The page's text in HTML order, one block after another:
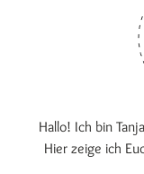
Hallo! Ich bin
Hier zeige ich